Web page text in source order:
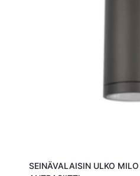
SEINÄVALAISIN ULKO